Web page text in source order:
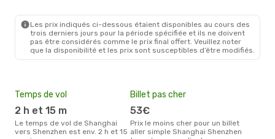
Les prix indiqués ci-dessous étaient disponibles au cours des
trois derniers jours pour la période spécifiée et ils ne doivent
pas être considérés comme le prix final offert. Veuillez noter
que la disponibilité et les prix sont susceptibles d’être modifiés.
Temps de vol
2 h et 15 m
Le temps de vol de Shanghai
vers Shenzhen est env. 2 h et 15
Billet pas cher
53€
Prix le moins cher pour un billet
aller simple Shanghai Shenzhen